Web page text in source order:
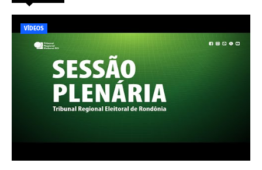
VÍDEOS